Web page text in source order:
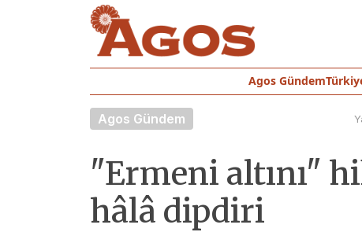
Agos Gündem
Agos Gündem
"Ermeni altını"
hâlâ dipdiri